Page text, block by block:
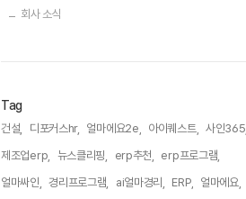
회사 소식
Tag
건설, 디포커스hr, 얼마에요2e, 아이퀘스트,
사인365,
제조업erp,
뉴스클리핑, erp추천,
erp프로그램,
얼마싸인,
경리프로그램, ai얼마경리, ERP,
얼마에요,